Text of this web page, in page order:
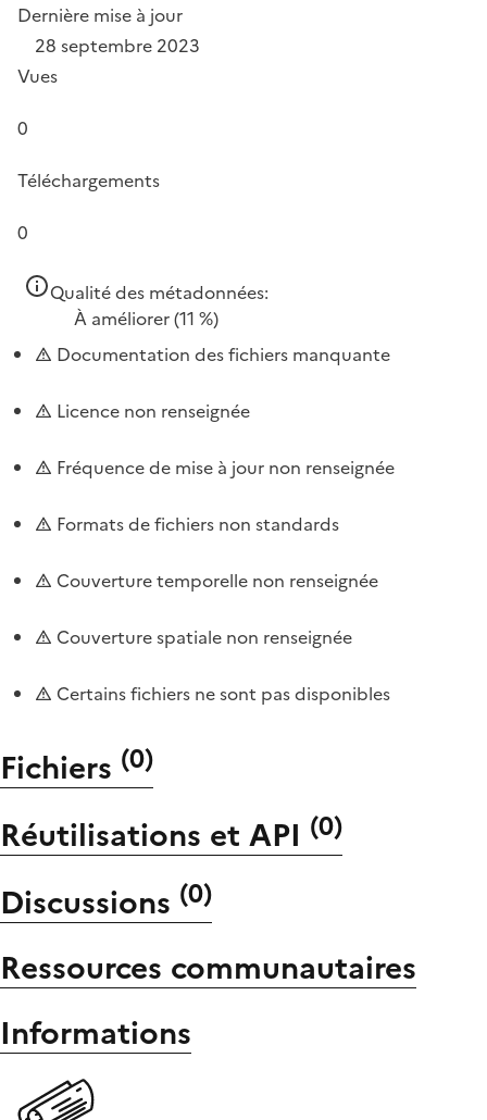
Dernière mise à jour
28 septembre 2023
Vues
0
Téléchargements
0
Qualité des métadonnées:
À améliorer(11 %)
Documentation des fichiers manquante
Licence non renseignée
Fréquence de mise à jour non renseignée
Formats de fichiers non standards
Couverture temporelle non renseignée
Couverture spatiale non renseignée
Certains fichiers ne sont pas disponibles
Fichiers (0)
Réutilisations et API (0)
Discussions (0)
Ressources communautaires
Informations